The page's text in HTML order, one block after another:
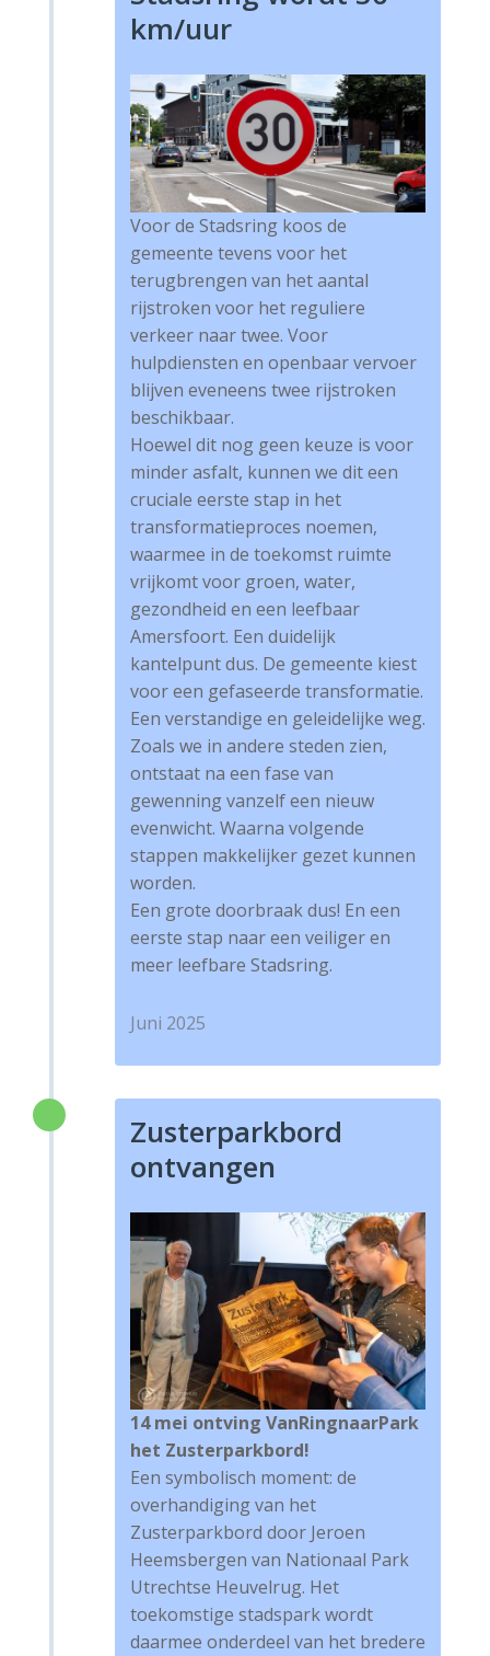
km/uur
Voor de Stadsring koos de
gemeente tevens voor het
terugbrengen van het aantal
rijstroken voor het reguliere
verkeer naar twee. Voor
hulpdiensten en openbaar vervoer
blijven eveneens twee rijstroken
beschikbaar.
Hoewel dit nog geen keuze is voor
minder asfalt, kunnen we dit een
cruciale eerste stap in het
transformatieproces noemen,
waarmee in de toekomst ruimte
vrijkomt voor groen, water,
gezondheid en een leefbaar
Amersfoort. Een duidelijk
kantelpunt dus. De gemeente kiest
voor een gefaseerde transformatie.
Een verstandige en geleidelijke weg.
Zoals we in andere steden zien,
ontstaat na een fase van
gewenning vanzelf een nieuw
evenwicht. Waarna volgende
stappen makkelijker gezet kunnen
worden.
Een grote doorbraak dus! En een
eerste stap naar een veiliger en
meer leefbare Stadsring.
Juni 2025
Zusterparkbord
ontvangen
14 mei ontving VanRingnaarPark
het Zusterparkbord!
Een symbolisch moment: de
overhandiging van het
Zusterparkbord door Jeroen
Heemsbergen van Nationaal Park
Utrechtse Heuvelrug. Het
toekomstige stadspark wordt
daarmee onderdeel van het bredere